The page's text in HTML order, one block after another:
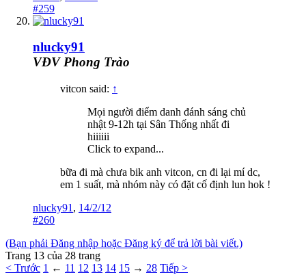
#259
nlucky91
VĐV Phong Trào
vitcon said: ↑
Mọi người điểm danh đánh sáng chủ
nhật 9-12h tại Sân Thống nhất đi
hiiiiii
Click to expand...
bữa đi mà chưa bik anh vitcon, cn đi lại mí dc,
em 1 suất, mà nhóm này có đặt cố định lun hok !
nlucky91 , 14/2/12
#260
(Bạn phải Đăng nhập hoặc Đăng ký để trả lời bài viết.)
Trang 13 của 28 trang
< Trước 1 ← 11 12 13 14 15 → 28 Tiếp >